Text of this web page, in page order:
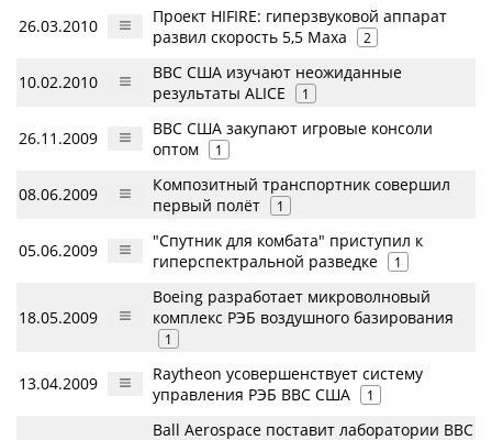
26.03.2010
Проект HIFIRE: гиперзвуковой аппарат
развил скорость 5,5 Маха
2
10.02.2010
ВВС США изучают неожиданные
результаты ALICE
1
26.11.2009
ВВС США закупают игровые консоли
оптом
1
08.06.2009
Композитный транспортник совершил
первый полёт
1
05.06.2009
"Спутник для комбата" приступил к
гиперспектральной разведке
1
18.05.2009
Boeing разработает микроволновый
комплекс РЭБ воздушного базирования
1
13.04.2009
Raytheon усовершенствует систему
управления РЭБ ВВС США
1
Ball Aerospace поставит лаборатории ВВС